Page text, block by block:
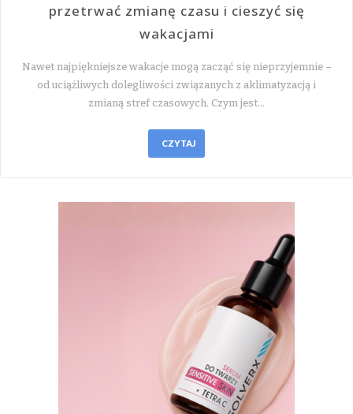
przetrwać zmianę czasu i cieszyć się
wakacjami
Nawet najpiękniejsze wakacje mogą zacząć się nieprzyjemnie –
od uciążliwych dolegliwości związanych z aklimatyzacją i
zmianą stref czasowych. Czym jest…
CZYTAJ